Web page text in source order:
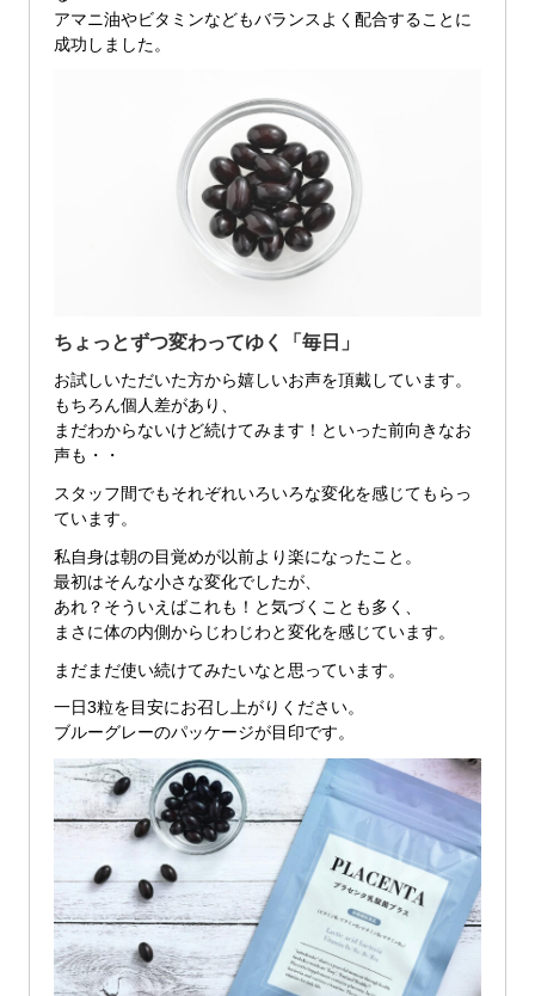
アマニ油やビタミンなどもバランスよく配合することに
成功しました。
ちょっとずつ変わってゆく「毎日」
お試しいただいた方から嬉しいお声を頂戴しています。
もちろん個人差があり、
まだわからないけど続けてみます！といった前向きなお
声も・・
スタッフ間でもそれぞれいろいろな変化を感じてもらっ
ています。
私自身は朝の目覚めが以前より楽になったこと。
最初はそんな小さな変化でしたが、
あれ？そういえばこれも！と気づくことも多く、
まさに体の内側からじわじわと変化を感じています。
まだまだ使い続けてみたいなと思っています。
一日3粒を目安にお召し上がりください。
ブルーグレーのパッケージが目印です。